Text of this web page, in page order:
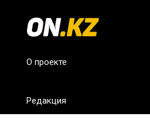
О проекте
Редакция